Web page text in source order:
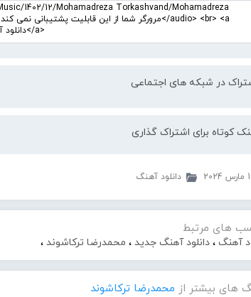
در شبکه های اجتماعی
کوتاه برای اشتراک گذاری
2024 دانلود آهنگ
های مرتبط
آهنگ ، دانلود آهنگ جدید ، محمدرضا ترکاشوند ،
های بیشتر از محمدرضا ترکاشوند